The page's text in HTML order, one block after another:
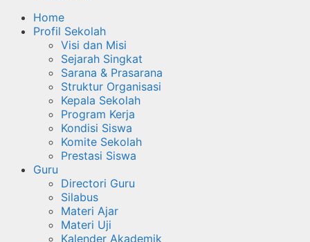
Home
Profil Sekolah
Visi dan Misi
Sejarah Singkat
Sarana & Prasarana
Struktur Organisasi
Kepala Sekolah
Program Kerja
Kondisi Siswa
Komite Sekolah
Prestasi Siswa
Guru
Directori Guru
Silabus
Materi Ajar
Materi Uji
Kalender Akademik